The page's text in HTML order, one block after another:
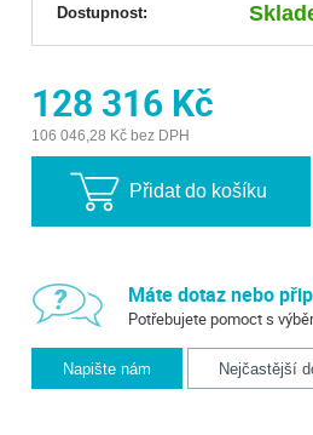
Dostupnost:
128 316 Kč
106 046,28 Kč bez DPH
Přidat do košíku
Máte dotaz nebo
Potřebujete pomoct s
Napište nám Nejčastější